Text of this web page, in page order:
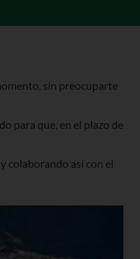
sin preocuparte
para que, en el plazo de
colaborando así con el